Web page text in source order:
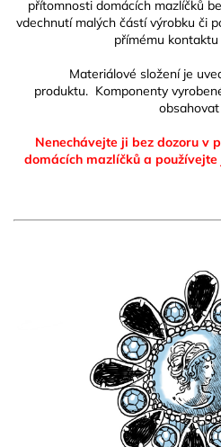
přítomnosti domácích mazlíčků
vdechnutí malých částí výrobku či
přímému kontaktu
Materiálové složení je
produktu. Komponenty
obsahovat
Nenechávejte ji bez dozoru v
domácích mazlíčků a